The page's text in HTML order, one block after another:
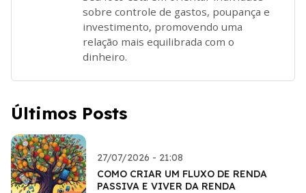
sobre controle de gastos, poupança e
investimento, promovendo uma
relação mais equilibrada com o
dinheiro.
Últimos Posts
27/07/2026 - 21:08
COMO CRIAR UM FLUXO DE RENDA
PASSIVA E VIVER DA RENDA